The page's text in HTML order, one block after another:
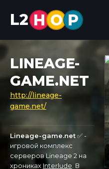
L2 H O P
LINEAGE-
GAME.NET
http://lineage-
game.net/
Lineage-game.net✅ -
игровой комплекс
серверов Lineage 2 на
хрониках Interlude . В